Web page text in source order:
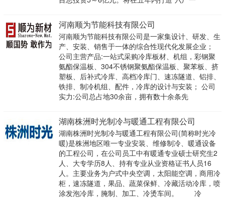
河南顺为节能科技有限公司
河南顺为节能科技有限公司是一家集设计、研发、生
产、安装、销售于一体的综合性现代化发展企业；
公司主营产品:一站式采购冷库板材、机组，彩钢聚
氨酯保温板、304不锈钢聚氨酯保温板、聚苯板、挤
塑板、后补式冷库、高档冷库门、速冻隧道、铝排、
铁排、制冷机组、配件，冷库的设计与安装； 公司
实力:公司总占地30余亩，拥有数十余条先
湖南株洲时光制冷与暖通工程有限公司
湖南株洲时光制冷与暖通工程有限公司(简称时光冷
暖)是株洲地区唯一专业安装、维修制冷、暖通设备
的工程公司，在公司员工中有暖通专业硕士研究生2
人、大专学历8人、持有专业从业资格证书人员16
人。主要业务为户式中央空调，太阳能空调，商用冷
柜，速冻隧道，果品、蔬菜保鲜、冷藏活动冷库，喷
涂发泡冷库，腌制、加工、冷烫车间。 冷